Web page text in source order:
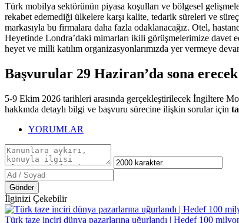
Türk mobilya sektörünün piyasa koşulları ve bölgesel
rekabet edemediği ülkelere karşı kalite, tedarik süreleri ve
markasıyla bu firmalara daha fazla odaklanacağız. Otel,
Heyetinde Londra’daki mimarları ikili görüşmelerimize davet
heyet ve milli katılım organizasyonlarımızda yer vermeye
Başvurular 29 Haziran’da sona erecek
5-9 Ekim 2026 tarihleri arasında gerçekleştirilecek İngiltere
hakkında detaylı bilgi ve başvuru sürecine ilişkin sorular için
YORUMLAR
Gönder
İlginizi Çekebilir
Türk taze inciri dünya pazarlarına uğurlandı | Hedef 100